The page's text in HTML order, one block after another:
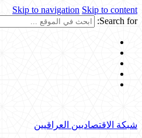
Skip to navigation Skip to content
Search for:
شبكة الاقتصاديين العراقيين